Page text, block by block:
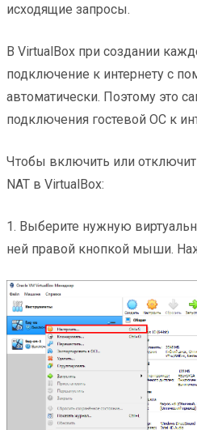
исходящие запросы.
В VirtualBox при создании
подключение к интернету с
автоматически. Поэтому это
подключения гостевой ОС к
Чтобы включить или
NAT в VirtualBox:
1. Выберите нужную
ней правой кнопкой мыши.